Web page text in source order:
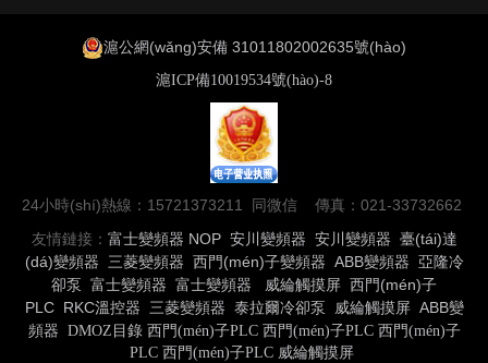
滬公網(wǎng)安備 31011802002635號(hào)
滬ICP備10019534號(hào)-8
24小時(shí)熱線：15721373211 同微信 傳真：021-33732662
友情鏈接： 富士變頻器 NOP 安川變頻器 安川變頻器 臺(tái)達
(dá)變頻器
三菱變頻器 西門(mén)子變頻器 ABB變頻器 亞隆冷
卻泵 富士變頻器 富士變頻器 威綸觸摸屏 西門(mén)子
PLC RKC溫控器 三菱變頻器 泰拉爾冷卻泵 威綸觸摸屏 ABB變
頻器 DMOZ目錄 西門(mén)子PLC 西門(mén)子PLC 西門(mén)子
PLC 西門(mén)子PLC 威綸觸摸屏